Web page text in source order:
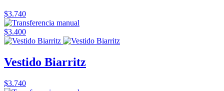
$3.740
$3.400
Vestido Biarritz
$3.740